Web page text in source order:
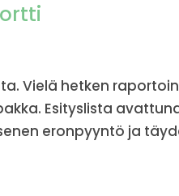
Vielä hetken
Esityslista
eronpyyntö ja